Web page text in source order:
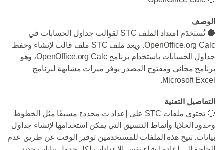
الوصف
🔵 تُستخدَم امتداد الملف STC لقوالب جداول الحسابات في
OpenOffice.org Calc. ويعد ملف STC ملف قالب لإنشاء وحفظ
جداول الحسابات باستخدام برنامج OpenOffice.org Calc، وهو
برنامج مجاني ومفتوح المصدر يوفر ميزات مشابهة لبرنامج
Microsoft Excel.
التفاصيل التقنية
🔵 تحتوي ملفات STC على إعدادات محددة مسبقًا مثل الخطوط
وحدود الخلايا وأنماط التنسيق التي يمكن استخدامها لإنشاء جداول
بيانات. تتيح هذه الملفات للمستخدمين توفير الوقت عن طريق عدم